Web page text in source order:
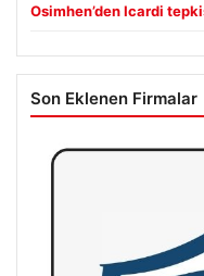
Osimhen’den Icardi
Son Eklenen Firmalar